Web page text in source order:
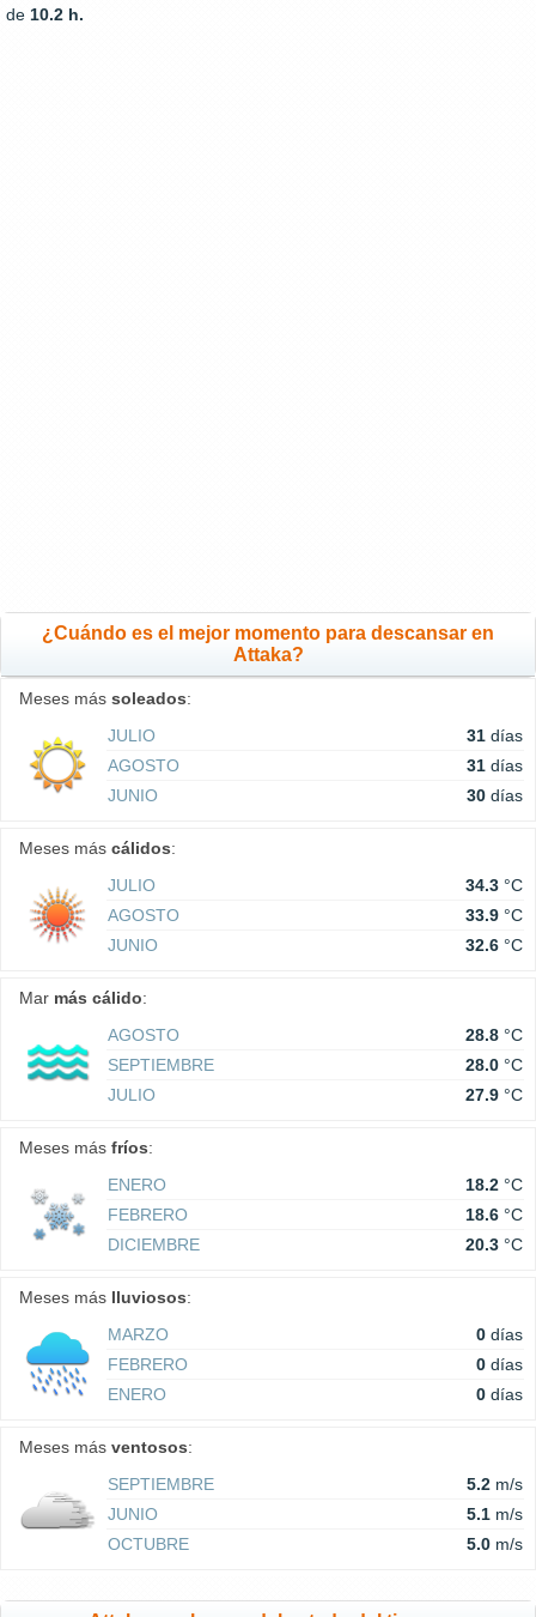
de 10.2 h.
¿Cuándo es el mejor momento para descansar en
Attaka?
Meses más soleados:
JULIO
31 días
AGOSTO
31 días
JUNIO
30 días
Meses más cálidos:
JULIO
34.3 °C
AGOSTO
33.9 °C
JUNIO
32.6 °C
Mar más cálido:
AGOSTO
28.8 °C
SEPTIEMBRE
28.0 °C
JULIO
27.9 °C
Meses más fríos:
ENERO
18.2 °C
FEBRERO
18.6 °C
DICIEMBRE
20.3 °C
Meses más lluviosos:
MARZO
0 días
FEBRERO
0 días
ENERO
0 días
Meses más ventosos:
SEPTIEMBRE
5.2 m/s
JUNIO
5.1 m/s
OCTUBRE
5.0 m/s